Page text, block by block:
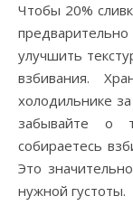
Чтобы 20%
улучшить
взбивания.
холодильнике
забывайте о
собираетесь
Это
нужной густоты.